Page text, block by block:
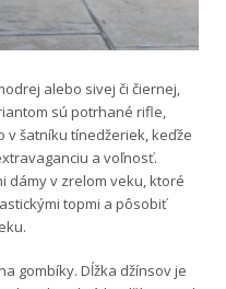
alebo sivej či čiernej,
sú potrhané rifle,
šatníku tínedžeriek, keďže
a voľnosť.
dámy v zrelom veku, ktoré
topmi a pôsobiť
gombíky. Dĺžka džínsov je